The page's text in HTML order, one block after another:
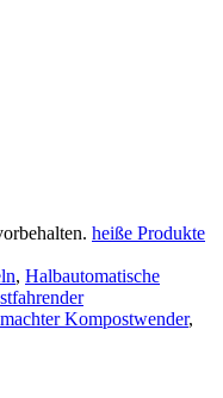
heiße Produkte
, Halbautomatische
Kompostwender,